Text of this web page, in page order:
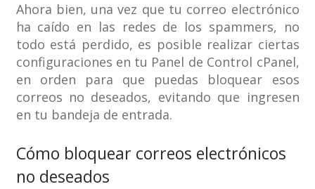
Ahora bien, una vez que tu correo electrónico
ha caído en las redes de los spammers, no
todo está perdido, es posible realizar ciertas
configuraciones en tu Panel de Control cPanel,
en orden para que puedas bloquear esos
correos no deseados, evitando que ingresen
en tu bandeja de entrada.
Cómo bloquear correos electrónicos
no deseados